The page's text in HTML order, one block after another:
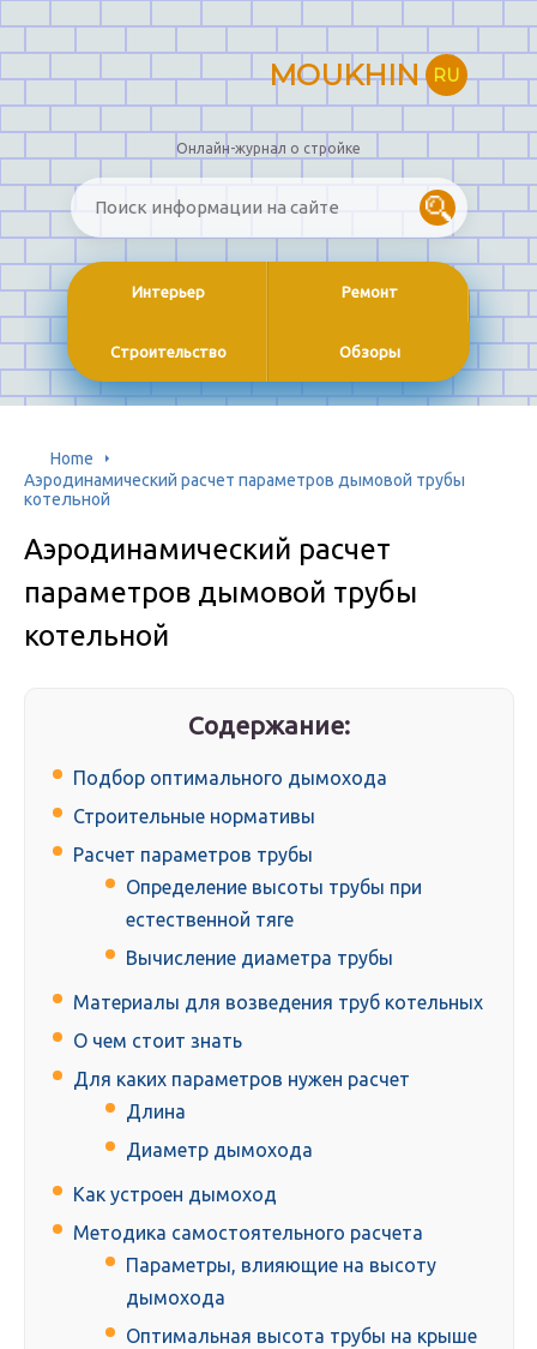
MOUKHIN RU
Онлайн-журнал о стройке
Интерьер Ремонт
Строительство Обзоры
Home
Аэродинамический расчет параметров дымовой трубы
котельной
Аэродинамический расчет
параметров дымовой трубы
котельной
Содержание:
Подбор оптимального дымохода
Строительные нормативы
Расчет параметров трубы
Определение высоты трубы при
естественной тяге
Вычисление диаметра трубы
Материалы для возведения труб котельных
О чем стоит знать
Для каких параметров нужен расчет
Длина
Диаметр дымохода
Как устроен дымоход
Методика самостоятельного расчета
Параметры, влияющие на высоту
дымохода
Оптимальная высота трубы на крыше